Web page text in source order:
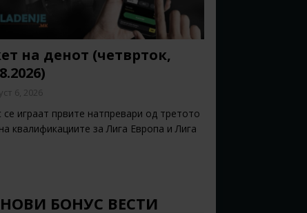
на денот (четврток,
6, 2026
се играат првите натпревари од третото
квалификациите за Лига Европа и Лига
БОНУС ВЕСТИ